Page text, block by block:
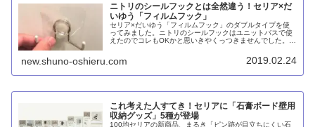
ニトリのシールフックとは全然違う！セリア×だ
いゆう「フィルムフック」
セリア×だいゆう「フィルムフック」のダブルタイプを使
ってみました。ニトリのシールフックはユニットバスで使
えたのでコレもOKかと思いきやくっつきませんでした。こ
new.shuno-oshieru.com 2019.02.24
これ考えた人すてき！セリアに「石膏ボード壁用
収納グッズ」5種が登場
100均セリアの新商品、まるき「ピン跡が目立ちにくい石